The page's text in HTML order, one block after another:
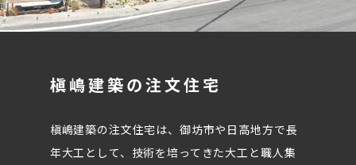
槇嶋建築の注文住宅
槇嶋建築の注文住宅は、御坊市や日高地方で長
年大工として、技術を培ってきた大工と職人集